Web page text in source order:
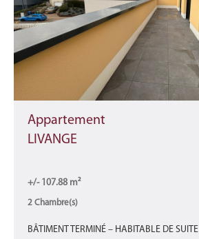
Appartement
LIVANGE
+/- 107.88 m²
2 Chambre(s)
BÂTIMENT TERMINÉ – HABITABLE DE SUITE